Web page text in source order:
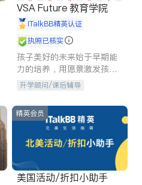
VSA Future 教育学院
iTalkBB精英认证
执照已核实
孩子美好的未来始于早期能
力的培养，用愿景激发孩子
的学习潜力和动力。理念：
拥有成长型心态是成功的基
石。
升学顾问/课后辅导
精英会员
美国活动/折扣小助手